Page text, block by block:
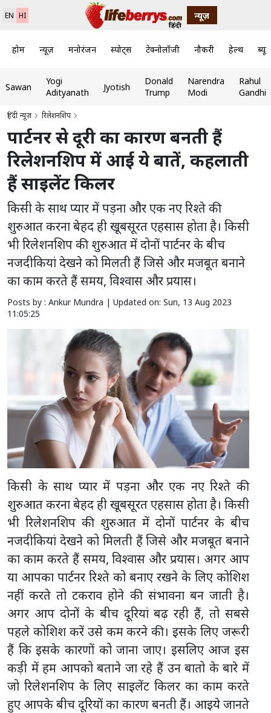
EN HI न्यूज़
होम न्यूज़ मनोरंजन स्पोर्ट्स टेक्नोलॉजी नौकरी हेल्थ
Sawan
Yogi
Adityanath
Jyotish
Donald
Trump
Narendra
Modi
Rahul
Gandhi
हिंदी न्यूज़ रिलेशनशिप
पार्टनर से दूरी का कारण बनती हैं
रिलेशनशिप में आई ये बातें, कहलाती
हैं साइलेंट किलर
किसी के साथ प्यार में पड़ना और एक नए रिश्ते की
शुरुआत करना बेहद ही खूबसूरत एहसास होता है। किसी
भी रिलेशनशिप की शुरुआत में दोनों पार्टनर के बीच
नजदीकियां देखने को मिलती हैं जिसे और मजबूत बनाने
का काम करते हैं समय, विश्वास और प्रयास।
Posts by : Ankur Mundra | Updated on: Sun, 13 Aug 2023
11:05:25
किसी के साथ प्यार में पड़ना और एक नए रिश्ते की
शुरुआत करना बेहद ही खूबसूरत एहसास होता है। किसी
भी रिलेशनशिप की शुरुआत में दोनों पार्टनर के बीच
नजदीकियां देखने को मिलती हैं जिसे और मजबूत बनाने
का काम करते हैं समय, विश्वास और प्रयास। अगर आप
या आपका पार्टनर रिश्ते को बनाए रखने के लिए कोशिश
नहीं करते तो टकराव होने की संभावना बन जाती है।
अगर आप दोनों के बीच दूरियां बढ़ रही हैं, तो सबसे
पहले कोशिश करें उसे कम करने की। इसके लिए जरूरी
हैं कि इसके कारणों को जाना जाए। इसलिए आज इस
कड़ी में हम आपको बताने जा रहे हैं उन बातो के बारे में
जो रिलेशनशिप के लिए साइलेंट किलर का काम करते
हुए आपके बीच दूरियों का कारण बनती हैं। आइये जानते